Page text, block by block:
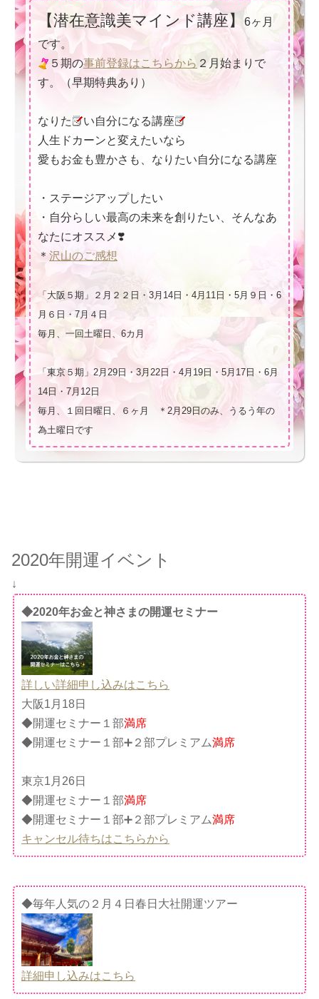
【潜在意識美マインド講座】
6ヶ月
です。
５期の事前登録はこちらから ２月始まりで
す。（早期特典あり）
なりた
い自分になる講座
人生ドカーンと変えたいなら
愛もお金も豊かさも、なりたい自分になる講座
・ステージアップしたい
・自分らしい最高の未来を創りたい、そんなあ
なたにオススメ❣️
＊ 沢山のご感想
「大阪５期」２月２２日・3月14日・4月11日・5月９日・6
月６日・7月４日
毎月、一回土曜日、6カ月
「東京５期」2月29日・3月22日・4月19日・5月17日・6月
14日・7月12日
毎月、１回日曜日、６ヶ月 ＊2月29日のみ、うるう年の
為土曜日です
2020年開運イベント
↓
◆2020年お金と神さまの開運セミナー
詳しい詳細申し込みはこちら
大阪1月18日
◆開運セミナー１部満席
◆開運セミナー１部➕２部プレミアム満席
東京1月26日
◆開運セミナー１部満席
◆開運セミナー１部➕２部プレミアム満席
キャンセル待ちはこちらから
◆毎年人気の２月４日春日大社開運ツアー
詳細申し込みはこちら